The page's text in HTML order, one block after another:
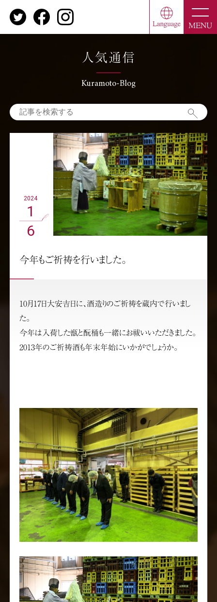
MENU
人気通信
Kuramoto-Blog
2024
1
6
今年もご祈祷を行いました。
10月17日大安吉日に、酒造りのご祈祷を蔵内で行いまし
た。
今年は入荷した甑と酛桶も一緒にお祓いいただきました。
2013年のご祈祷酒も年末年始にいかがでしょうか。